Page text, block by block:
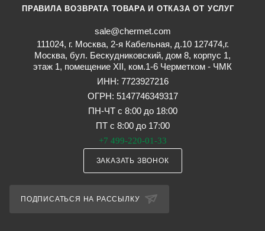
ПРАВИЛА ВОЗВРАТА ТОВАРА И ОТКАЗА ОТ УСЛУГ
sale@chermet.com
111024, г. Москва, 2-я Кабельная, д.10 127474,г.
Москва, бул. Бескудниковский, дом 8, корпус 1,
этаж 1, помещение XII, ком.1-6 Черметком - ЧМК
ИНН: 7723927216
ОГРН: 5147746349317
ПН-ЧТ с 8:00 до 18:00
ПТ с 8:00 до 17:00
+7 499-220-01-33
ЗАКАЗАТЬ ЗВОНОК
ПОДПИСАТЬСЯ НА РАССЫЛКУ